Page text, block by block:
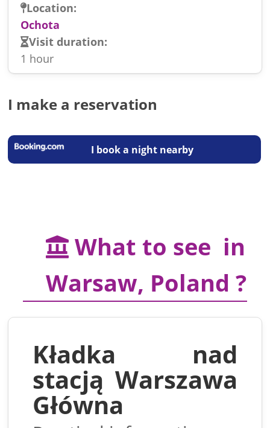
Location:
Ochota
Visit duration:
1 hour
I make a reservation
I book a night nearby
What to see in
Warsaw, Poland ?
Kładka nad
stacją Warszawa
Główna